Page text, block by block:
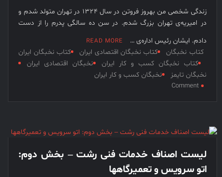
مالک
تالار
لنگرود
–
بخش
دوم
زندگی شخصی من بهروز فروتن در سال ۱۳۲۴ در تهران متولد شدم و
در امیریه‌ی تهران بزرگ شدم. در سن ده سالگی پدرم را از دست
دادم. ایشان رئیس اداره‌ی …
READ MORE
کتاب نخبگان کتاب نخبگان اقتصادی ایران
کتاب نخبگان ایران
کتاب نخبگان کسب و کار ایران
نخبگان اقتصادی ایران
نخبگان تایمز
نخبگان کسب و کار ایران
Comment
صنایع
بهروز
لیست اصناف خدمات فنی رشت – بخش دوم:
اتو سرویس و تعمیرگاهها